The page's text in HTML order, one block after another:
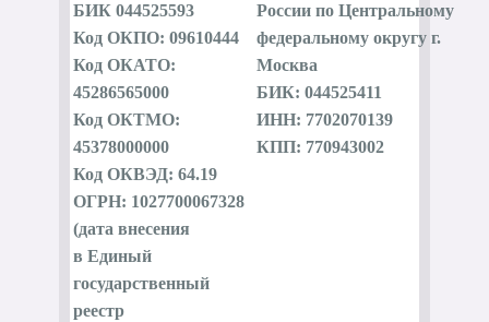
БИК 044525593
Код ОКПО: 09610444
Код ОКАТО:
45286565000
Код ОКТМО:
45378000000
Код ОКВЭД: 64.19
ОГРН: 1027700067328
(дата внесения
в Единый
государственный
реестр
России по Центральному
федеральному округу г.
Москва
БИК: 044525411
ИНН: 7702070139
КПП: 770943002